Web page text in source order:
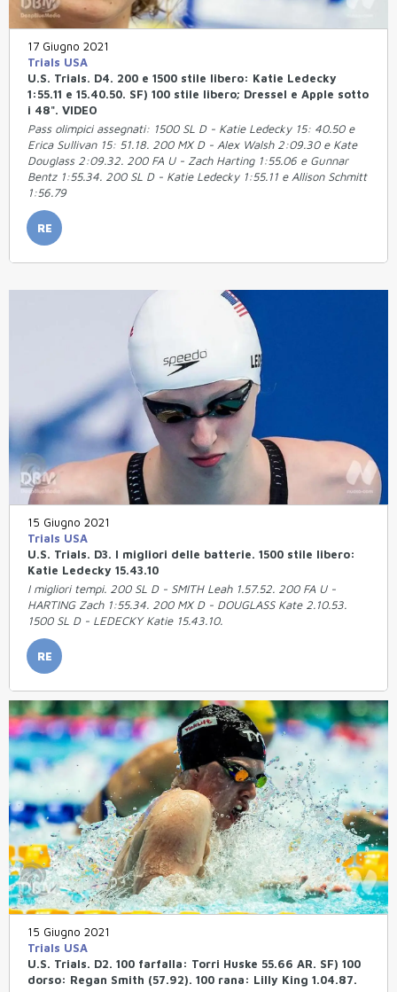
17 Giugno 2021
Trials USA
U.S. Trials. D4. 200 e 1500 stile libero: Katie Ledecky
1:55.11 e 15.40.50. SF) 100 stile libero; Dressel e Apple sotto
i 48". VIDEO
Pass olimpici assegnati: 1500 SL D - Katie Ledecky 15: 40.50 e
Erica Sullivan 15: 51.18. 200 MX D - Alex Walsh 2:09.30 e Kate
Douglass 2:09.32. 200 FA U - Zach Harting 1:55.06 e Gunnar
Bentz 1:55.34. 200 SL D - Katie Ledecky 1:55.11 e Allison Schmitt
1:56.79
RE
15 Giugno 2021
Trials USA
U.S. Trials. D3. I migliori delle batterie. 1500 stile libero:
Katie Ledecky 15.43.10
I migliori tempi. 200 SL D - SMITH Leah 1.57.52. 200 FA U -
HARTING Zach 1:55.34. 200 MX D - DOUGLASS Kate 2.10.53.
1500 SL D - LEDECKY Katie 15.43.10.
RE
15 Giugno 2021
Trials USA
U.S. Trials. D2. 100 farfalla: Torri Huske 55.66 AR. SF) 100
dorso: Regan Smith (57.92). 100 rana: Lilly King 1.04.87.